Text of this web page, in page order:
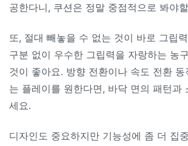
공한다니, 쿠션은 정말 중점적으로 봐야
또, 절대 빼놓을 수 없는 것이 바로 그립
구분 없이 우수한 그립력을 자랑하는 농
것이 좋아요. 방향 전환이나 속도 전환 동
는 플레이를 원한다면, 바닥 면의 패턴과
세요.
디자인도 중요하지만 기능성에 좀 더 집